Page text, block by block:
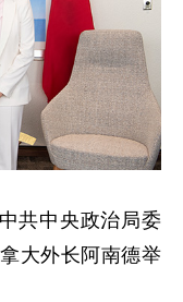
共中央政治局委
大外长阿南德举